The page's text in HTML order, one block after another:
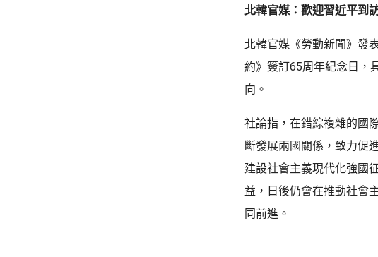
北韓官媒：歡迎習近平
北韓官媒《勞動新聞》發
約》簽訂65周年紀念日，
向。
社論指，在錯綜複雜的國
斷發展兩國關係，致力促
建設社會主義現代化強國
益，日後仍會在推動社會
同前進。